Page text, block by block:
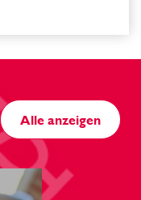
Alle anzeigen